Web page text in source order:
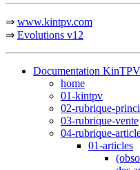
⇒ www.kintpv.com
⇒ Evolutions v12
Documentation KinTPV
home
01-kintpv
02-rubrique-
03-rubrique-vente
04-rubrique-
01-articles